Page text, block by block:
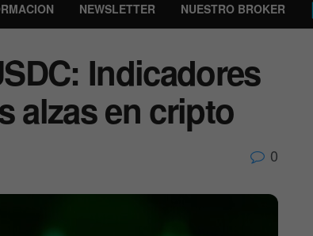
NEWSLETTER NUESTRO BROKER
Indicadores
alzas en cripto
0